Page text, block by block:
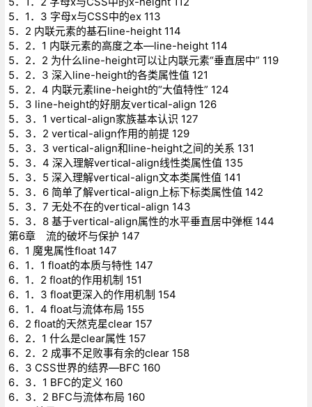
5．1．3 字母x与CSS中的ex 113
5．2 内联元素的基石line-height 114
5．2．1 内联元素的高度之本—line-height 114
5．2．2 为什么line-height可以让内联元素“垂直居中” 119
5．2．3 深入line-height的各类属性值 121
5．2．4 内联元素line-height的“大值特性” 124
5．3 line-height的好朋友vertical-align 126
5．3．1 vertical-align家族基本认识 127
5．3．2 vertical-align作用的前提 129
5．3．3 vertical-align和line-height之间的关系 131
5．3．4 深入理解vertical-align线性类属性值 135
5．3．5 深入理解vertical-align文本类属性值 141
5．3．6 简单了解vertical-align上标下标类属性值 142
5．3．7 无处不在的vertical-align 143
5．3．8 基于vertical-align属性的水平垂直居中弹框 144
第6章 流的破坏与保护 147
6．1 魔鬼属性float 147
6．1．1 float的本质与特性 147
6．1．2 float的作用机制 151
6．1．3 float更深入的作用机制 154
6．1．4 float与流体布局 155
6．2 float的天然克星clear 157
6．2．1 什么是clear属性 157
6．2．2 成事不足败事有余的clear 158
6．3 CSS世界的结界—BFC 160
6．3．1 BFC的定义 160
6．3．2 BFC与流体布局 160